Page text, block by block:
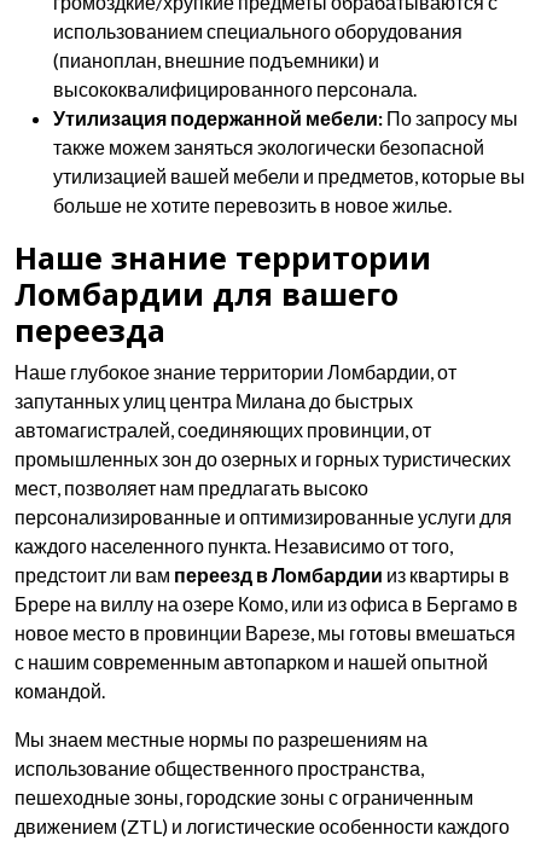
использованием специального оборудования
(пианоплан, внешние подъемники) и
высококвалифицированного персонала.
Утилизация подержанной мебели: По запросу мы
также можем заняться экологически безопасной
утилизацией вашей мебели и предметов, которые вы
больше не хотите перевозить в новое жилье.
Наше знание территории
Ломбардии для вашего
переезда
Наше глубокое знание территории Ломбардии, от
запутанных улиц центра Милана до быстрых
автомагистралей, соединяющих провинции, от
промышленных зон до озерных и горных туристических
мест, позволяет нам предлагать высоко
персонализированные и оптимизированные услуги для
каждого населенного пункта. Независимо от того,
предстоит ли вам переезд в Ломбардии из квартиры в
Брере на виллу на озере Комо, или из офиса в Бергамо в
новое место в провинции Варезе, мы готовы вмешаться
с нашим современным автопарком и нашей опытной
командой.
Мы знаем местные нормы по разрешениям на
использование общественного пространства,
пешеходные зоны, городские зоны с ограниченным
движением (ZTL) и логистические особенности каждого